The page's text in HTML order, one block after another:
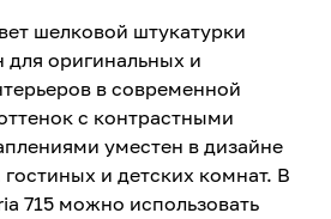
шелковой штукатурки
для оригинальных и
в современной
с контрастными
уместен в дизайне
и детских комнат. В
715 можно использовать